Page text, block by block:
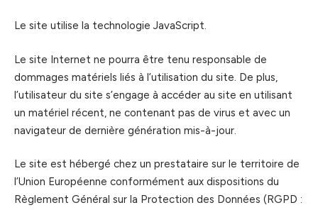
Le site utilise la technologie JavaScript.
Le site Internet ne pourra être tenu responsable de
dommages matériels liés à l’utilisation du site. De plus,
l’utilisateur du site s’engage à accéder au site en utilisant
un matériel récent, ne contenant pas de virus et avec un
navigateur de dernière génération mis-à-jour.
Le site est hébergé chez un prestataire sur le territoire de
l’Union Européenne conformément aux dispositions du
Règlement Général sur la Protection des Données (RGPD :